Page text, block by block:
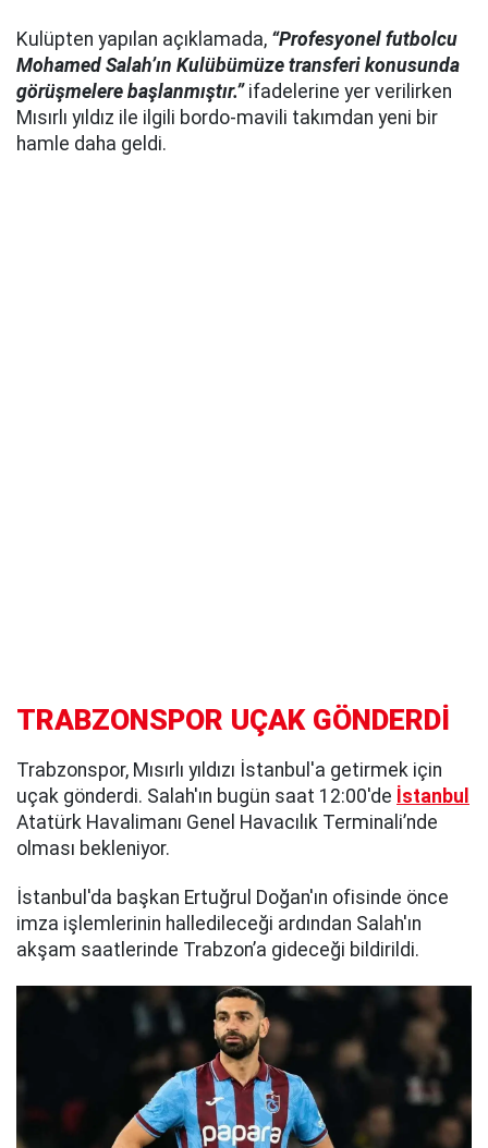
Kulüpten yapılan açıklamada, “Profesyonel futbolcu
Mohamed Salah’ın Kulübümüze transferi konusunda
görüşmelere başlanmıştır.”ifadelerine yer verilirken
Mısırlı yıldız ile ilgili bordo-mavili takımdan yeni bir
hamle daha geldi.
TRABZONSPOR UÇAK GÖNDERDİ
Trabzonspor, Mısırlı yıldızı İstanbul'a getirmek için
uçak gönderdi. Salah'ın bugün saat 12:00'de İstanbul
Atatürk Havalimanı Genel Havacılık Terminali’nde
olması bekleniyor.
İstanbul'da başkan Ertuğrul Doğan'ın ofisinde önce
imza işlemlerinin halledileceği ardından Salah'ın
akşam saatlerinde Trabzon’a gideceği bildirildi.